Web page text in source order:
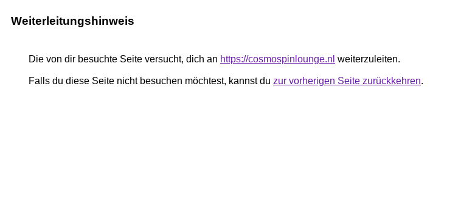
Weiterleitungshinweis
Die von dir besuchte Seite versucht, dich an https://cosmospinlounge.nl weiterzuleiten.
Falls du diese Seite nicht besuchen möchtest, kannst du zur vorherigen Seite zurückkehren.